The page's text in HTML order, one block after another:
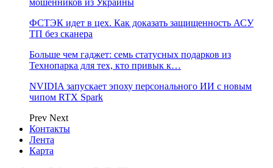
мошенников из Украины
ФСТЭК идет в цех. Как доказать защищенность АСУ
ТП без сканера
Больше чем гаджет: семь статусных подарков из
Технопарка для тех, кто привык к…
NVIDIA запускает эпоху персонального ИИ с новым
чипом RTX Spark
Prev Next
Контакты
Лента
Карта